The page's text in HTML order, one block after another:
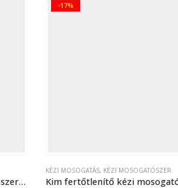
Kim fertőtlenítő kézi mosogatószer – 1 liter
-17%
KÉZI MOSOGATÁS, KÉZI MOSOGATÓSZER